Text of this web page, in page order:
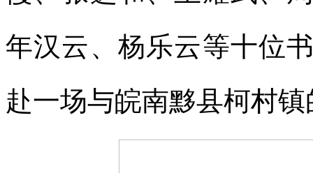
年汉云、杨乐云等十位
赴一场与皖南黟县柯村